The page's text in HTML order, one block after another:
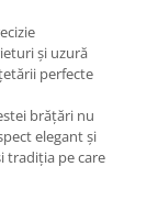
și uzură
perfecte
brățări nu
elegant și
tradiția pe care